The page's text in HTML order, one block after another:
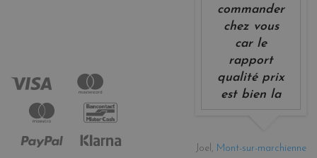
commander
chez vous
car le
rapport
qualité prix
est bien la
Joel, Mont-sur-marchienne